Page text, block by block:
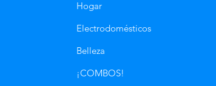
Hogar
Electrodomésticos
Belleza
¡COMBOS!